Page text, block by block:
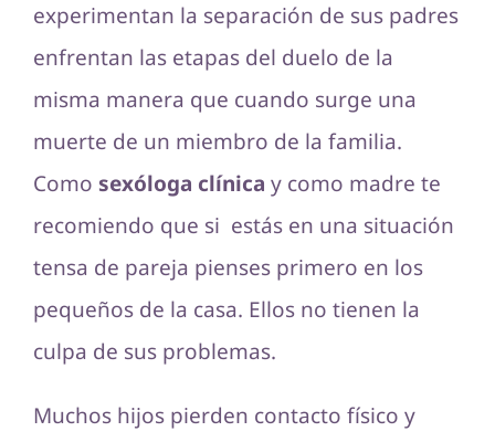
experimentan la separación de sus padres
enfrentan las etapas del duelo de la
misma manera que cuando surge una
muerte de un miembro de la familia.
Como sexóloga clínica y como madre te
recomiendo que si estás en una situación
tensa de pareja pienses primero en los
pequeños de la casa. Ellos no tienen la
culpa de sus problemas.
Muchos hijos pierden contacto físico y